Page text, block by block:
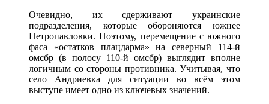
Очевидно, их сдерживают украинские
подразделения, которые обороняются южнее
Петропавловки. Поэтому, перемещение с южного
фаса «остатков плацдарма» на северный 114-й
омсбр (в полосу 110-й омсбр) выглядит вполне
логичным со стороны противника. Учитывая, что
село Андриевка для ситуации во всём этом
выступе имеет одно из ключевых значений.